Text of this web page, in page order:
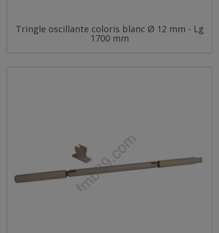
Tringle oscillante coloris blanc Ø 12 mm - Lg
1700 mm